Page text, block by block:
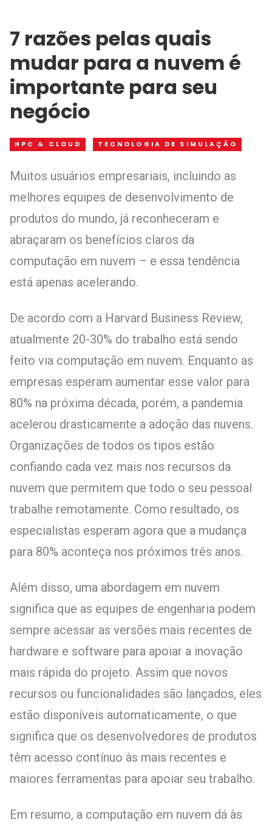
7 razões pelas quais
mudar para a nuvem é
importante para seu
negócio
HPC & CLOUD TECNOLOGIA DE SIMULAÇÃO
Muitos usuários empresariais, incluindo as
melhores equipes de desenvolvimento de
produtos do mundo, já reconheceram e
abraçaram os benefícios claros da
computação em nuvem – e essa tendência
está apenas acelerando.
De acordo com a Harvard Business Review,
atualmente 20-30% do trabalho está sendo
feito via computação em nuvem. Enquanto as
empresas esperam aumentar esse valor para
80% na próxima década, porém, a pandemia
acelerou drasticamente a adoção das nuvens.
Organizações de todos os tipos estão
confiando cada vez mais nos recursos da
nuvem que permitem que todo o seu pessoal
trabalhe remotamente. Como resultado, os
especialistas esperam agora que a mudança
para 80% aconteça nos próximos três anos.
Além disso, uma abordagem em nuvem
significa que as equipes de engenharia podem
sempre acessar as versões mais recentes de
hardware e software para apoiar a inovação
mais rápida do projeto. Assim que novos
recursos ou funcionalidades são lançados, eles
estão disponíveis automaticamente, o que
significa que os desenvolvedores de produtos
têm acesso contínuo às mais recentes e
maiores ferramentas para apoiar seu trabalho.
Em resumo, a computação em nuvem dá às